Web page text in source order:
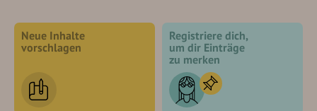
Neue Inhalte
vorschlagen
Registriere dich,
um dir Einträge
zu merken